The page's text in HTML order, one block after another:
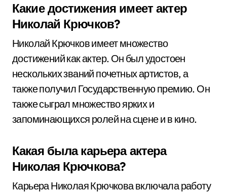
Какие достижения имеет актер
Николай Крючков?
Николай Крючков имеет множество
достижений как актер. Он был удостоен
нескольких званий почетных артистов, а
также получил Государственную премию. Он
также сыграл множество ярких и
запоминающихся ролей на сцене и в кино.
Какая была карьера актера
Николая Крючкова?
Карьера Николая Крючкова включала работу